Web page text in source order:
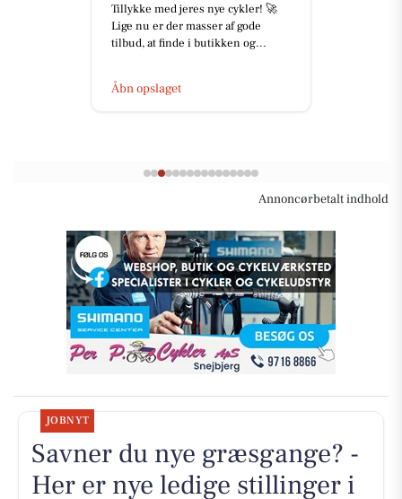
Tillykke med jeres nye cykler! 🚀
Lige nu er der masser af gode
tilbud, at finde i butikken og...
Åbn opslaget
Annoncørbetalt indhold
JOBNYT
Savner du nye græsgange? -
Her er nye ledige stillinger i